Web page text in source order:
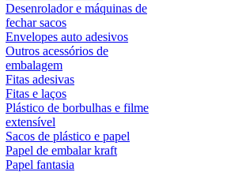
Desenrolador e máquinas de
fechar sacos
Envelopes auto adesivos
Outros acessórios de
embalagem
Fitas adesivas
Fitas e laços
Plástico de borbulhas e filme
extensível
Sacos de plástico e papel
Papel de embalar kraft
Papel fantasia